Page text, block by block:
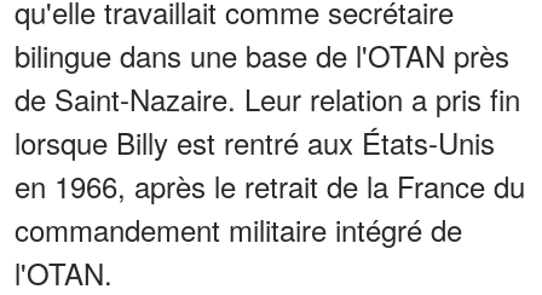
qu'elle travaillait comme secrétaire
bilingue dans une base de l'OTAN près
de Saint-Nazaire. Leur relation a pris fin
lorsque Billy est rentré aux États-Unis
en 1966, après le retrait de la France du
commandement militaire intégré de
l'OTAN.